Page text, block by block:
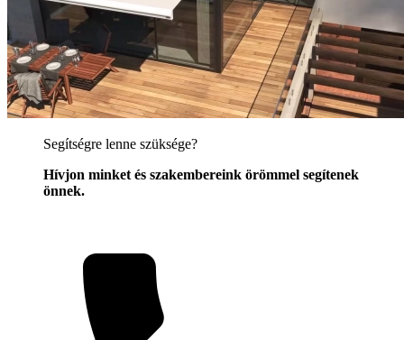
Segítségre lenne szüksége?
Hívjon minket és szakembereink örömmel segítenek
önnek.